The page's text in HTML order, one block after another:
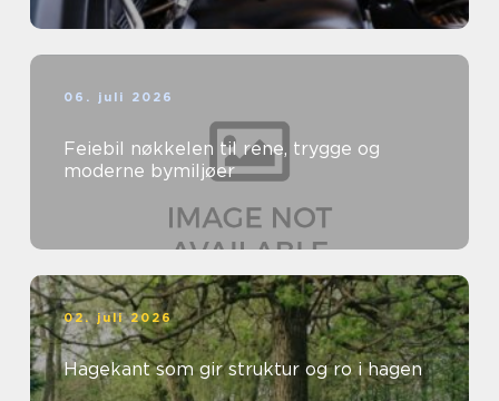
06. juli 2026
Feiebil nøkkelen til rene, trygge og
moderne bymiljøer
02. juli 2026
Hagekant som gir struktur og ro i hagen